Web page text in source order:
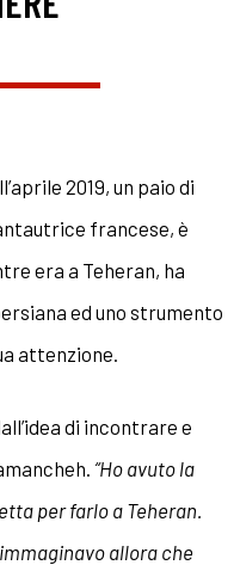
2019, un paio di
francese, è
era a Teheran, ha
ed uno strumento
attenzione.
di incontrare e
“Ho avuto la
per farlo a Teheran.
allora che